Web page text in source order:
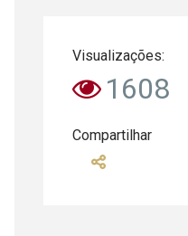
Visualizações:
1608
Compartilhar